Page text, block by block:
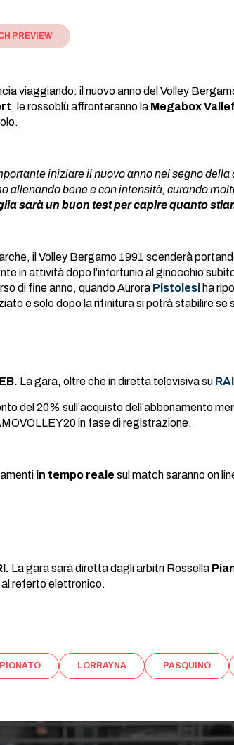
PREVIEW
viaggiando: il nuovo anno del Volley
, le rossoblù affronteranno la Megabox
iniziare il nuovo anno nel segno
allenando bene e con intensità, curando
sarà un buon test per capire quanto
il Volley Bergamo 1991 scenderà
in attività dopo l’infortunio al ginocchio
di fine anno, quando Aurora Pistolesiha
e solo dopo la rifinitura si potrà stabilire se
La gara, oltre che in diretta televisiva su
del 20% sull’acquisto dell’abbonamento
in fase di registrazione.
in tempo reale sul match saranno on
La gara sarà diretta dagli arbitri Rossella
referto elettronico.
LORRAYNA PASQUINO